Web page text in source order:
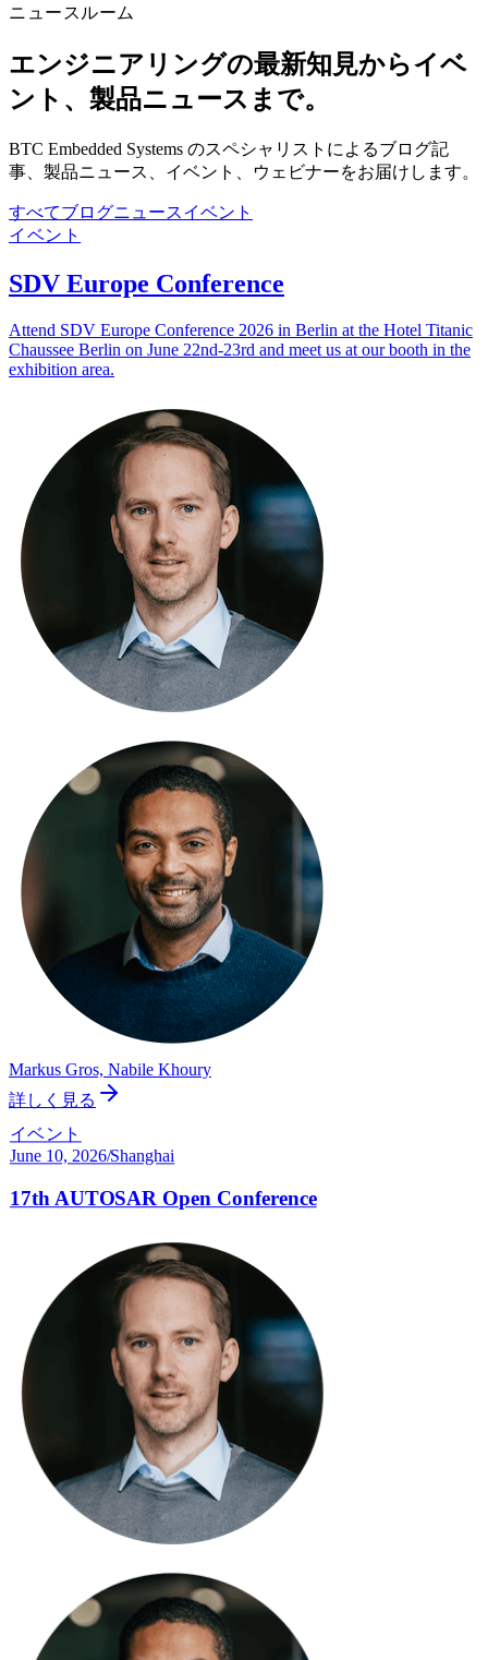
ニュースルーム
エンジニアリングの最新知見からイベ
ント、製品ニュースまで。
BTC Embedded Systems のスペシャリストによるブログ記
事、製品ニュース、イベント、ウェビナーをお届けします。
すべてブログニュースイベント
イベント
SDV Europe Conference
Attend SDV Europe Conference 2026 in Berlin at the Hotel Titanic
Chaussee Berlin on June 22nd-23rd and meet us at our booth in the
exhibition area.
Markus Gros, Nabile Khoury
詳しく見る
イベント
June 10, 2026/Shanghai
17th AUTOSAR Open Conference